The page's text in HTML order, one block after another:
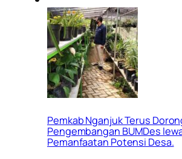
Pemkab Nganjuk Terus
Pengembangan BUMDes
Pemanfaatan Potensi Desa.